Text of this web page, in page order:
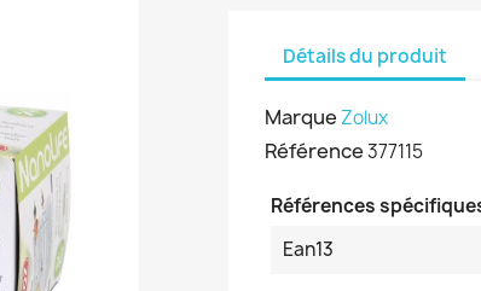
Détails du produit
Marque Zolux
Référence377115
Références
Ean13